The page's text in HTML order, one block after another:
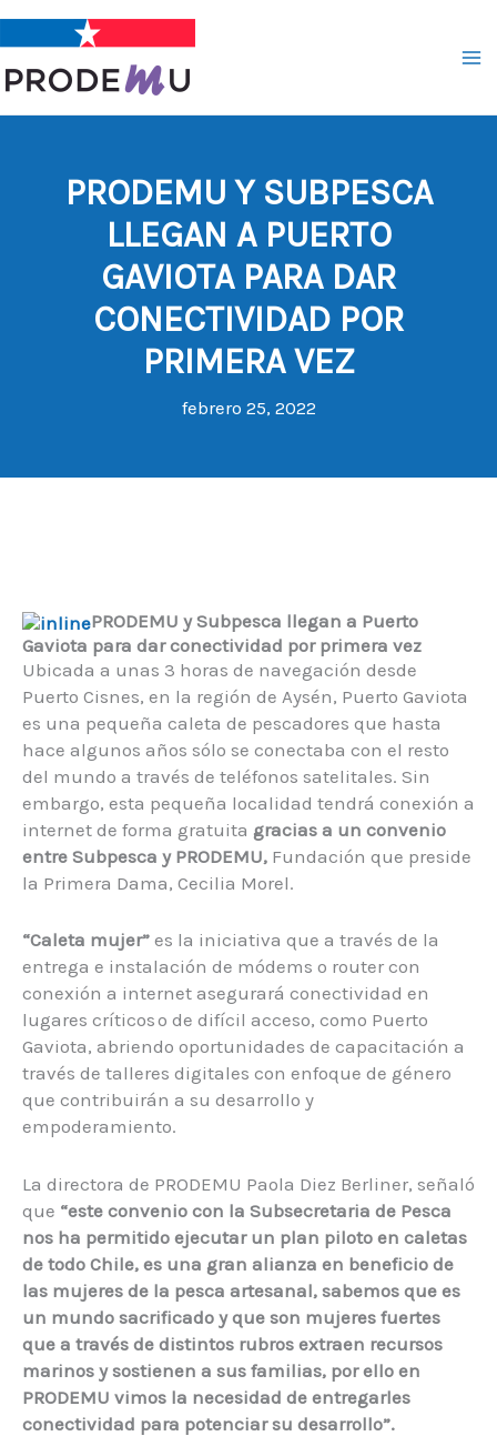
contenido
PRODEMU Y SUBPESCA
LLEGAN A PUERTO
GAVIOTA PARA DAR
CONECTIVIDAD POR
PRIMERA VEZ
febrero 25, 2022
PRODEMU y Subpesca llegan a Puerto
Gaviota para dar conectividad por primera vez
Ubicada a unas 3 horas de navegación desde
Puerto Cisnes, en la región de Aysén, Puerto Gaviota
es una pequeña caleta de pescadores que hasta
hace algunos años sólo se conectaba con el resto
del mundo a través de teléfonos satelitales. Sin
embargo, esta pequeña localidad tendrá conexión a
internet de forma gratuita gracias a un convenio
entre Subpesca y PRODEMU, Fundación que preside
la Primera Dama, Cecilia Morel.
“Caleta mujer” es la iniciativa que a través de la
entrega e instalación de módems o router con
conexión a internet asegurará conectividad en
lugares críticos o de difícil acceso, como Puerto
Gaviota, abriendo oportunidades de capacitación a
través de talleres digitales con enfoque de género
que contribuirán a su desarrollo y
empoderamiento.
La directora de PRODEMU Paola Diez Berliner, señaló
que “este convenio con la Subsecretaria de Pesca
nos ha permitido ejecutar un plan piloto en caletas
de todo Chile, es una gran alianza en beneficio de
las mujeres de la pesca artesanal, sabemos que es
un mundo sacrificado y que son mujeres fuertes
que a través de distintos rubros extraen recursos
marinos y sostienen a sus familias, por ello en
PRODEMU vimos la necesidad de entregarles
conectividad para potenciar su desarrollo”.